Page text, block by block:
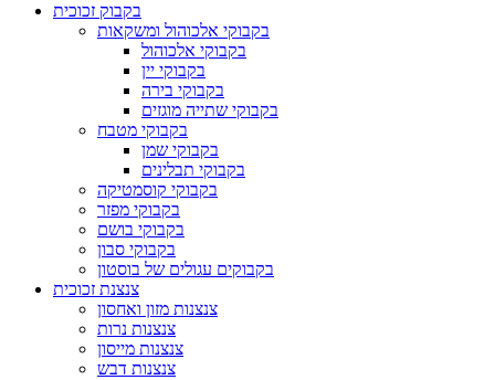
בקבוק זכוכית
בקבוקי אלכוהול ומשקאות
בקבוקי אלכוהול
בקבוקי יין
בקבוקי בירה
בקבוקי שתייה מוגזים
בקבוקי מטבח
בקבוקי שמן
בקבוקי תבלינים
בקבוקי קוסמטיקה
בקבוקי מפזר
בקבוקי בושם
בקבוקי סבון
בקבוקים עגולים של בוסטון
צנצנת זכוכית
צנצנות מזון ואחסון
צנצנות נרות
צנצנות מייסון
צנצנות דבש